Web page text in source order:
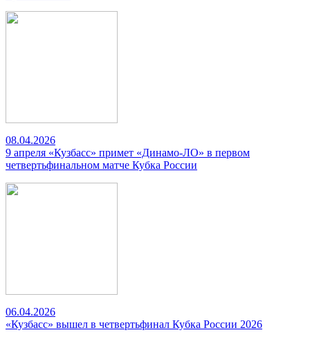
08.04.2026
9 апреля «Кузбасс» примет «Динамо-ЛО» в первом
четвертьфинальном матче Кубка России
06.04.2026
«Кузбасс» вышел в четвертьфинал Кубка России 2026